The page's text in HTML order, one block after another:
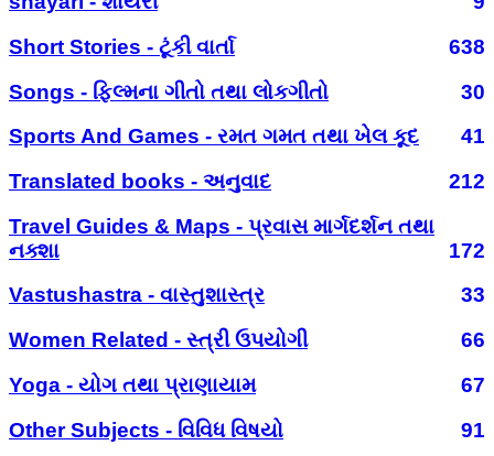
Short Stories - ટૂંકી વાર્તા
638
Songs - ફિલ્મના ગીતો તથા લોકગીતો
30
Sports And Games - રમત ગમત તથા ખેલ કૂદ
41
Translated books - અનુવાદ
212
Travel Guides & Maps - પ્રવાસ માર્ગદર્શન તથા
નક્શા
172
Vastushastra - વાસ્તુશાસ્ત્ર
33
Women Related - સ્ત્રી ઉપયોગી
66
Yoga - યોગ તથા પ્રાણાયામ
67
Other Subjects - વિવિધ વિષયો
91